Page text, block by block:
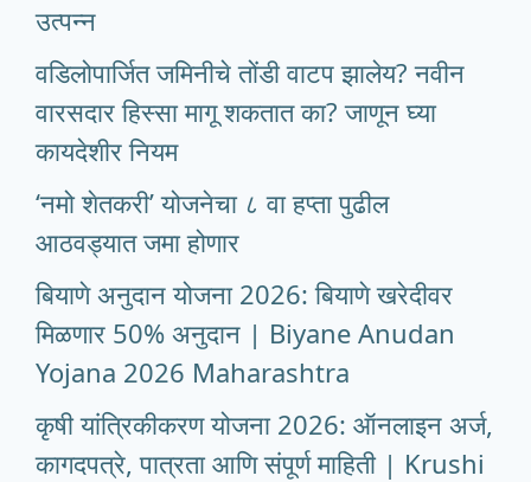
उत्पन्न
वडिलोपार्जित जमिनीचे तोंडी वाटप झालेय? नवीन
वारसदार हिस्सा मागू शकतात का? जाणून घ्या
कायदेशीर नियम
‘नमो शेतकरी’ योजनेचा ८ वा हप्ता पुढील
आठवड्यात जमा होणार
बियाणे अनुदान योजना 2026: बियाणे खरेदीवर
मिळणार 50% अनुदान | Biyane Anudan
Yojana 2026 Maharashtra
कृषी यांत्रिकीकरण योजना 2026: ऑनलाइन अर्ज,
कागदपत्रे, पात्रता आणि संपूर्ण माहिती | Krushi